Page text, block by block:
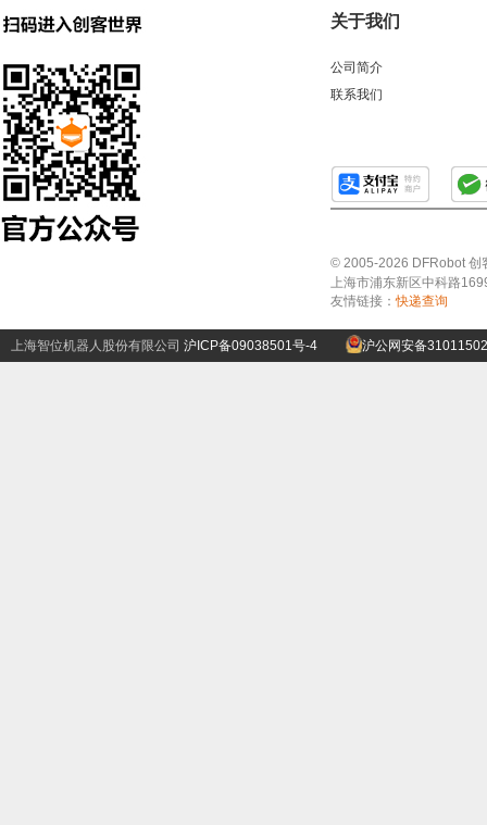
关于我们
公司简介
联系我们
© 2005-2026 DFRobot 创
上海市浦东新区中科路
友情链接：快递查询
上海智位机器人股份有限公司 沪ICP备09038501号-4 沪公网安备